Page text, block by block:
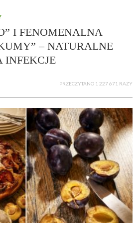
I FENOMENALNA
– NATURALNE
INFEKCJE
PRZECZYTANO 1 227 671 RAZY